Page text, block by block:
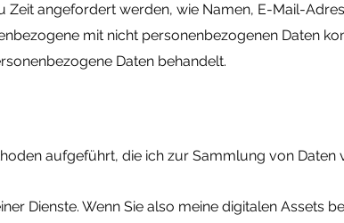
Zeit angefordert werden, wie Namen, E-Mail-
mit nicht personenbezogenen Daten
Daten behandelt.
aufgeführt, die ich zur Sammlung von Daten
Dienste. Wenn Sie also meine digitalen Assets